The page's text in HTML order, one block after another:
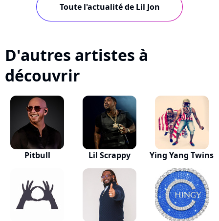
Toute l'actualité de Lil Jon
D'autres artistes à
découvrir
Pitbull Lil Scrappy Ying Yang Twins